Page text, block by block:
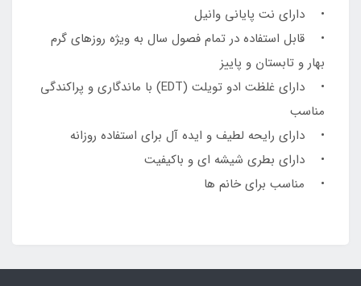
• دارای نت پایانی وانیل
• قابل استفاده در تمام فصول سال به ویژه روزهای گرم
بهار و تابستان و پاییز
• دارای غلظت ادو تویلت (EDT) با ماندگاری و پراکندگی
مناسب
• دارای رایحه لطیف و ایده آل برای استفاده روزانه
• دارای بطری شیشه ای و باکیفیت
• مناسب برای خانم ها